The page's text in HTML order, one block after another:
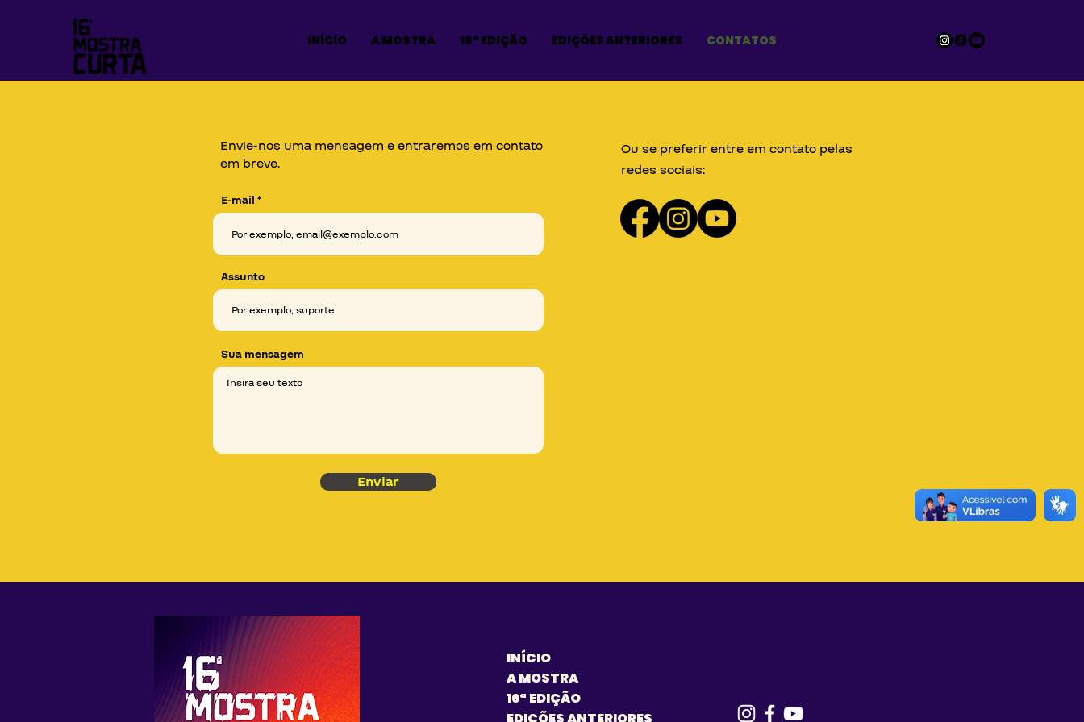
INÍCIO A MOSTRA 16ª EDIÇÃO EDIÇÕES ANTERIORES CONTATOS
Envie-nos uma mensagem e entraremos em contato
em breve.
E-mail
Assunto
Sua mensagem
Enviar
Ou se preferir entre em contato pelas
redes sociais:
INÍCIO
A MOSTRA
16ª EDIÇÃO